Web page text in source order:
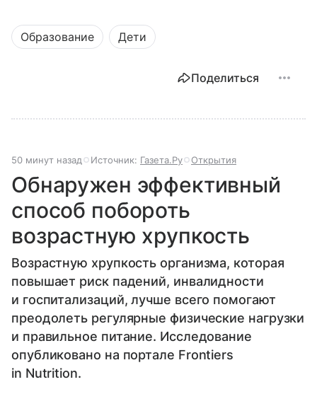
Образование Дети
Поделиться
50 минут назад Источник: Газета.Ру Открытия
Обнаружен эффективный
способ побороть
возрастную хрупкость
Возрастную хрупкость организма, которая
повышает риск падений, инвалидности
и госпитализаций, лучше всего помогают
преодолеть регулярные физические нагрузки
и правильное питание. Исследование
опубликовано на портале Frontiers
in Nutrition.